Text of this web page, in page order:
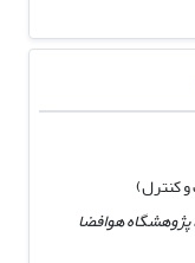
کنترل)
هوافضا